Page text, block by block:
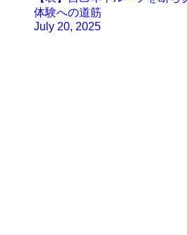
体験への道筋
July 20, 2025